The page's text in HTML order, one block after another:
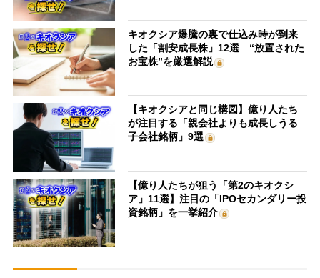
キオクシア爆騰の裏で仕込み時が到来
した「割安成長株」12選 “放置された
お宝株”を厳選解説
【キオクシアと同じ構図】億り人たち
が注目する「親会社よりも成長しうる
子会社銘柄」9選
【億り人たちが狙う「第2のキオクシ
ア」11選】注目の「IPOセカンダリー投
資銘柄」を一挙紹介